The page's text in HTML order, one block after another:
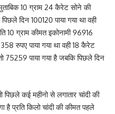
10 ग्राम 24 कैरेट सोने की
दिन 100120 पाया गया था वही
10 ग्राम कीमत इकोनामी 96916
रुपए पाया गया था वही 18 कैरेट
75259 पाया गया है जबकि पिछले दिन
पिछले कई महीनो से लगातार चांदी की
है प्रति किलो चांदी की कीमत पहले